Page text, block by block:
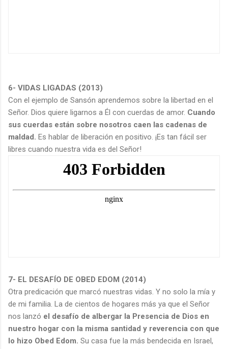
6- VIDAS LIGADAS (2013)
Con el ejemplo de Sansón aprendemos sobre la libertad en el
Señor. Dios quiere ligarnos a Él con cuerdas de amor. Cuando
sus cuerdas están sobre nosotros caen las cadenas de
maldad. Es hablar de liberación en positivo. ¡Es tan fácil ser
libres cuando nuestra vida es del Señor!
7- EL DESAFÍO DE OBED EDOM (2014)
Otra predicación que marcó nuestras vidas. Y no solo la mía y
de mi familia. La de cientos de hogares más ya que el Señor
nos lanzó el desafío de albergar la Presencia de Dios en
nuestro hogar con la misma santidad y reverencia con que
lo hizo Obed Edom. Su casa fue la más bendecida en Israel,